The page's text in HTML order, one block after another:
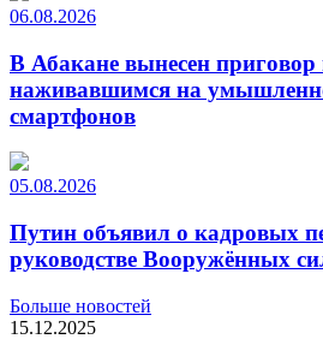
06.08.2026
В Абакане вынесен
наживавшимся на
смартфонов
05.08.2026
Путин объявил о кадровых
руководстве Вооружённых
Больше новостей
15.12.2025